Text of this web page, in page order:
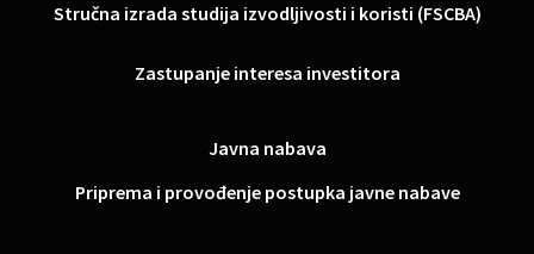
Stručna izrada studija izvodljivosti i koristi (FSCBA)
Zastupanje interesa investitora
Javna nabava
Priprema i provođenje postupka javne nabave